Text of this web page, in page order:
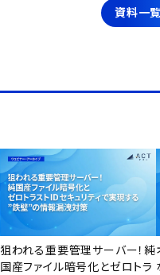
資料一覧
狙われる重要管理サーバー！純
国産ファイル暗号化とゼロトラ